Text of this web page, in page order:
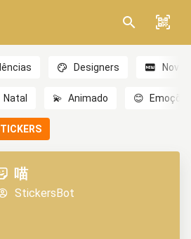
Designers Novo
Natal 💫 Animado 😊
喵
StickersBot